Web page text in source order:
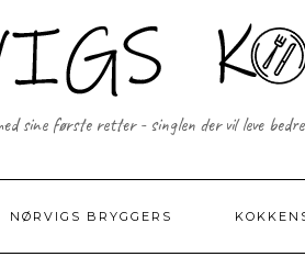
sine første retter - singlen der vil leve
NØRVIGS BRYGGERS